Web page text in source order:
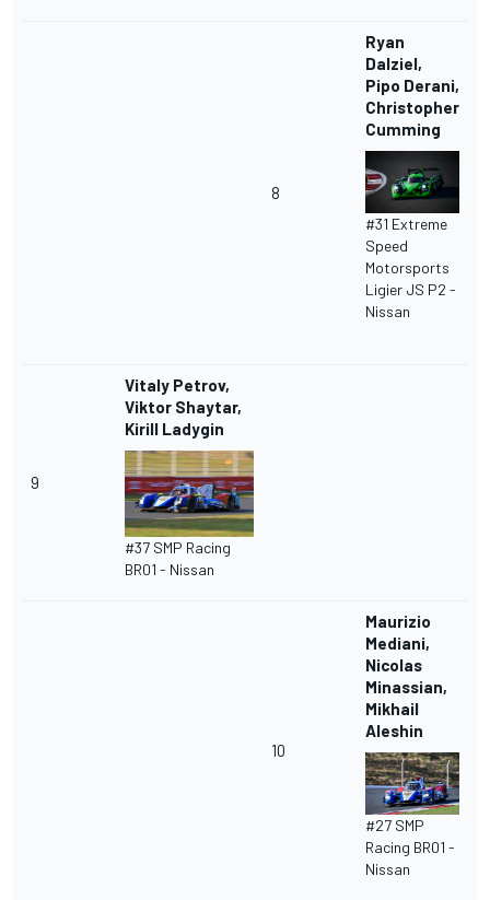
8
Ryan
Dalziel,
Pipo Derani,
Christopher
Cumming
#31 Extreme
Speed
Motorsports
Ligier JS P2 -
Nissan
9
Vitaly Petrov,
Viktor Shaytar,
Kirill Ladygin
#37 SMP Racing
BR01 - Nissan
10
Maurizio
Mediani,
Nicolas
Minassian,
Mikhail
Aleshin
#27 SMP
Racing BR01 -
Nissan